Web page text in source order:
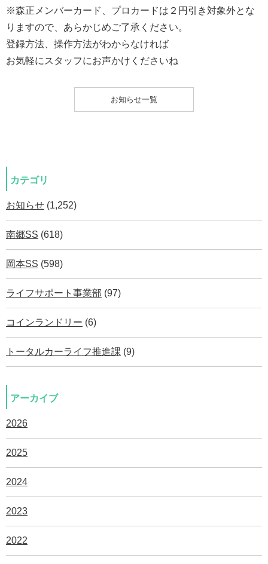
※森正メンバーカード、プロカードは２円引き対象外とな
りますので、あらかじめご了承ください。
登録方法、操作方法がわからなければ
お気軽にスタッフにお声かけくださいね
お知らせ一覧
カテゴリ
お知らせ (1,252)
南郷SS (618)
岡本SS (598)
ライフサポート事業部 (97)
コインランドリー (6)
トータルカーライフ推進課 (9)
アーカイブ
2026
2025
2024
2023
2022